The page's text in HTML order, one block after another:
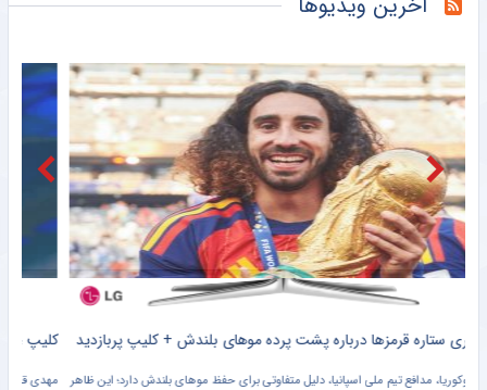
خبرگزاری مهر رسانه و ورزش بانوان؛ از بازنمایی حاشیه‌ای تا روایت قهرمانانه
خبرگزاری مهر کمیسیون اصل نود مجلس قانع نشد؛ تایید صلاحیت برخی نامزدها سلیقه‌ای است
خبرانلاین آقای تاج! دیگر شما را باور نمی‌کنیم ؛ فقط نگاه می کنیم
خبرورزشی در نشست اضطراری فیفا در مراکش چه گذشت؟ عذرخواهی از ۲۱۱ عضو و حمایت دوباره از اینفانتینو پیش از انتخابات
خبرورزشی افشاگری کاپیتان اسبق استقلال: رامین محرمانه از قلعه‌نویی خواسته بود دعوتش کند!
پسر مسی در راه بارسلونا؛ پسر جای پدر را می‌گیرد!
نشست اضطراری فیفا به سود اینفانتینو؛ از تو حمایت می‌کنیم جانی!
خبرانلاین بازیکنان بلاتکلیف فوتبال ایران در نقل‌وانتقالات؛ از گلزنان تیم ملی در جام جهانی تا ستاره‌های سابق استقلال و پرسپولیس
آخرین ویدیوها